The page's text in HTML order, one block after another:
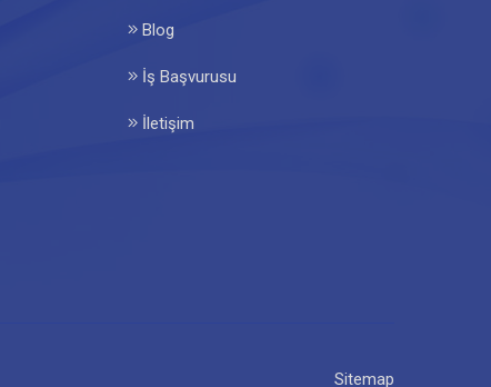
Blog
İş Başvurusu
İletişim
Sitemap